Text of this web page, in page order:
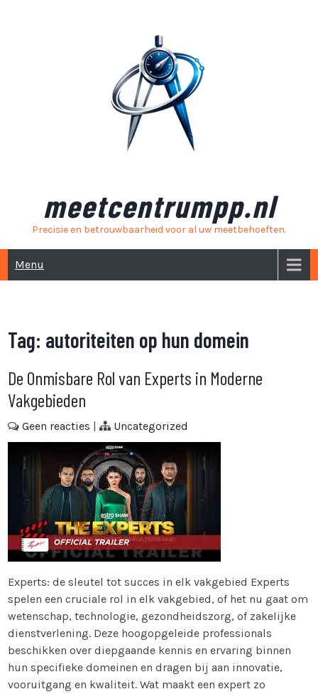
meetcentrumpp.nl
Precisie en betrouwbaarheid voor al uw meetbehoeften.
Menu
Tag: autoriteiten op hun domein
De Onmisbare Rol van Experts in Moderne
Vakgebieden
Geen reacties | Uncategorized
Experts: de sleutel tot succes in elk vakgebied Experts
spelen een cruciale rol in elk vakgebied, of het nu gaat om
wetenschap, technologie, gezondheidszorg, of zakelijke
dienstverlening. Deze hoogopgeleide professionals
beschikken over diepgaande kennis en ervaring binnen
hun specifieke domeinen en dragen bij aan innovatie,
vooruitgang en kwaliteit. Wat maakt een expert zo